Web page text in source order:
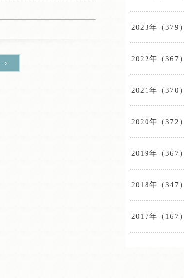
2023年（379）
2022年（367）
2021年（370）
2020年（372）
2019年（367）
2018年（347）
2017年（167）